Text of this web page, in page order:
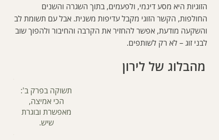
מהבלוג של לירון
תשוקה בפרק ב':
הכי אמיצה,
מאפשרת ובוגרת
שיש.
הזוגיות היא מסע דינמי, ולפעמים, בתוך השגרה והשנים
החולפות, הקשר הזוגי מקבל עדיפות משנית. אבל עם תשומת לב
והשקעה מודעת, אפשר להחזיר את הקרבה והחיבור ולהפוך שוב
לבני זוג – לא רק לשותפים.